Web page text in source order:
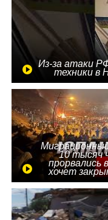
Из-за атаки
техники в
10 тысяч
прорвались
хочет